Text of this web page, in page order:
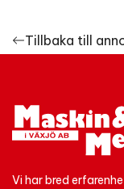
Tillbaka till
Vi har bred